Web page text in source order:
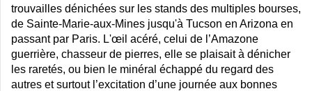
trouvailles dénichées sur les stands des multiples bourses,
de Sainte-Marie-aux-Mines jusqu'à Tucson en Arizona en
passant par Paris. L'œil acéré, celui de l’Amazone
guerrière, chasseur de pierres, elle se plaisait à dénicher
les raretés, ou bien le minéral échappé du regard des
autres et surtout l’excitation d’une journée aux bonnes